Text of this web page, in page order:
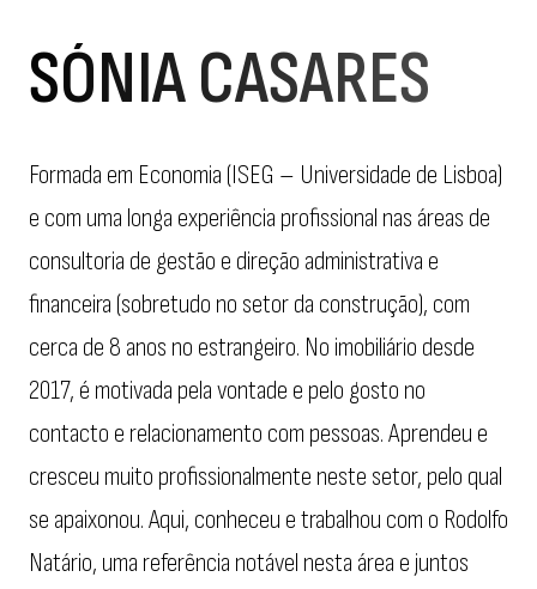
SÓNIA CASARES
Formada em Economia (ISEG – Universidade de Lisboa)
e com uma longa experiência profissional nas áreas de
consultoria de gestão e direção administrativa e
financeira (sobretudo no setor da construção), com
cerca de 8 anos no estrangeiro. No imobiliário desde
2017, é motivada pela vontade e pelo gosto no
contacto e relacionamento com pessoas. Aprendeu e
cresceu muito profissionalmente neste setor, pelo qual
se apaixonou. Aqui, conheceu e trabalhou com o Rodolfo
Natário, uma referência notável nesta área e juntos